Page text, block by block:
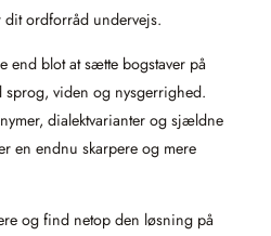
ordforråd undervejs.
end blot at sætte bogstaver på
viden og nysgerrighed.
dialektvarianter og sjældne
en endnu skarpere og mere
og find netop den løsning på